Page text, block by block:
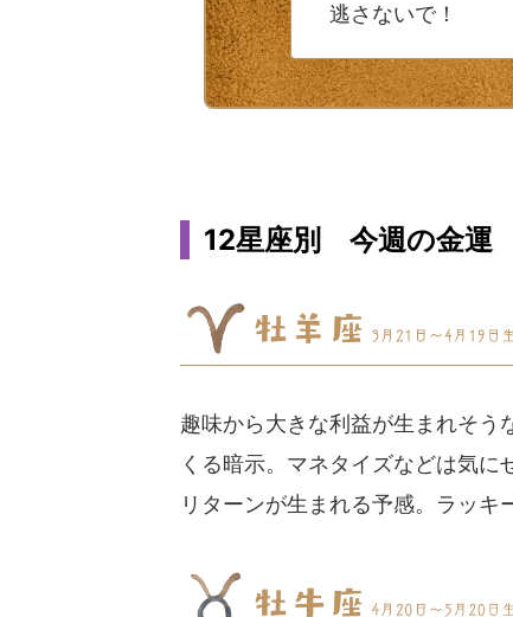
逃さないで！
12星座別 今週の金運
趣味から大きな利益が生まれそう
くる暗示。マネタイズなどは気
リターンが生まれる予感。ラッキ